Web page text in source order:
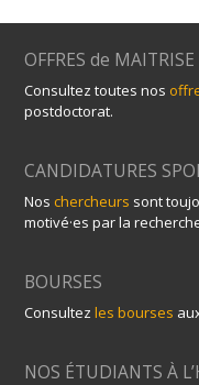
OFFRES de
Consultez toutes nos
postdoctorat.
CANDIDATURES
Noschercheurs sont
motivé·es par la
BOURSES
Consultezles bourses
NOS ÉTUDIANTS À